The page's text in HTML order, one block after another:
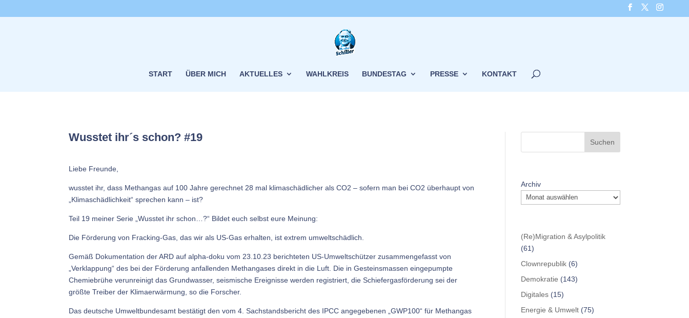
START ÜBER MICH AKTUELLES WAHLKREIS BUNDESTAG PRESSE KONTAKT
Wusstet ihr´s schon? #19
Liebe Freunde,
wusstet ihr, dass Methangas auf 100 Jahre gerechnet 28 mal klimaschädlicher als CO2 – sofern man bei CO2 überhaupt von
„Klimaschädlichkeit“ sprechen kann – ist?
Teil 19 meiner Serie „Wusstet ihr schon…?“ Bildet euch selbst eure Meinung:
Die Förderung von Fracking-Gas, das wir als US-Gas erhalten, ist extrem umweltschädlich.
Gemäß Dokumentation der ARD auf alpha-doku vom 23.10.23 berichteten US-Umweltschützer zusammengefasst von
„Verklappung“ des bei der Förderung anfallenden Methangases direkt in die Luft. Die in Gesteinsmassen eingepumpte
Chemiebrühe verunreinigt das Grundwasser, seismische Ereignisse werden registriert, die Schiefergasförderung sei der
größte Treiber der Klimaerwärmung, so die Forscher.
Das deutsche Umweltbundesamt bestätigt den vom 4. Sachstandsbericht des IPCC angegebenen „GWP100“ für Methangas
Suchen
Archiv
(Re)Migration & Asylpolitik
(61)
Clownrepublik (6)
Demokratie (143)
Digitales (15)
Energie & Umwelt (75)